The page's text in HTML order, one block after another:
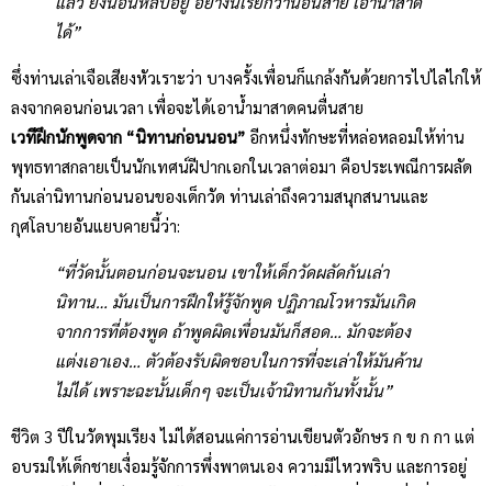
ได้”
ซึ่งท่านเล่าเจือเสียงหัวเราะว่า บางครั้งเพื่อนก็แกล้งกันด้วยการไปไล่ไก่ให้
ลงจากคอนก่อนเวลา เพื่อจะได้เอาน้ำมาสาดคนตื่นสาย
เวทีฝึกนักพูดจาก “นิทานก่อนนอน” อีกหนึ่งทักษะที่หล่อหลอมให้ท่าน
พุทธทาสกลายเป็นนักเทศน์ฝีปากเอกในเวลาต่อมา คือประเพณีการผลัด
กันเล่านิทานก่อนนอนของเด็กวัด ท่านเล่าถึงความสนุกสนานและ
กุศโลบายอันแยบคายนี้ว่า:
“ที่วัดนั้นตอนก่อนจะนอน เขาให้เด็กวัดผลัดกันเล่า
นิทาน… มันเป็นการฝึกให้รู้จักพูด ปฏิภาณโวหารมันเกิด
จากการที่ต้องพูด ถ้าพูดผิดเพื่อนมันก็สอด… มักจะต้อง
แต่งเอาเอง… ตัวต้องรับผิดชอบในการที่จะเล่าให้มันค้าน
ไม่ได้ เพราะฉะนั้นเด็กๆ จะเป็นเจ้านิทานกันทั้งนั้น”
ชีวิต 3 ปีในวัดพุมเรียง ไม่ได้สอนแค่การอ่านเขียนตัวอักษร ก ข ก กา แต่
อบรมให้เด็กชายเงื่อมรู้จักการพึ่งพาตนเอง ความมีไหวพริบ และการอยู่